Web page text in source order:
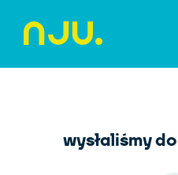
wysłaliśmy